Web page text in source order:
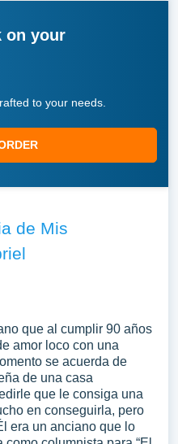
on your
to your needs.
de Mis
que al cumplir 90 años
amor loco con una
se acuerda de
de una casa
que le consiga una
en conseguirla, pero
era un anciano que lo